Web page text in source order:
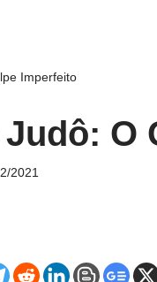
Imperfeito
O
2021